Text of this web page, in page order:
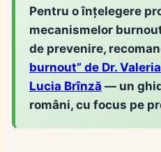
Pentru o înțelegere
mecanismelor
de prevenire,
burnout” de Dr.
Lucia Brînză — un
români, cu focus pe